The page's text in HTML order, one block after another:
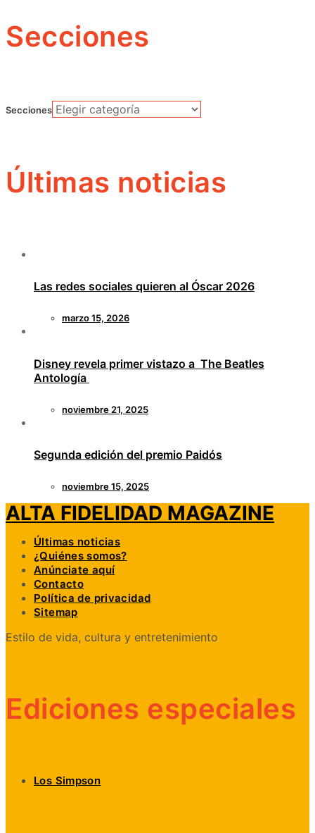
Secciones
Secciones
Últimas noticias
Las redes sociales quieren al Óscar 2026
marzo 15, 2026
Disney revela primer vistazo a The Beatles
Antología
noviembre 21, 2025
Segunda edición del premio Paidós
noviembre 15, 2025
ALTA FIDELIDAD MAGAZINE
Últimas noticias
¿Quiénes somos?
Anúnciate aquí
Contacto
Política de privacidad
Sitemap
Estilo de vida, cultura y entretenimiento
Ediciones especiales
Los Simpson